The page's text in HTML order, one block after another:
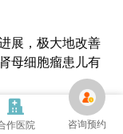
展，极大地改善
母细胞瘤患儿有
作医院 咨询预约